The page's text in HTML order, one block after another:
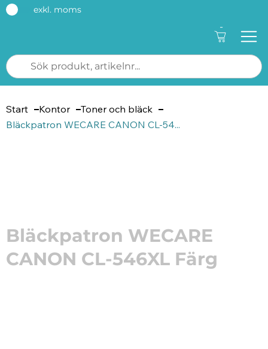
exkl. moms
-
Start Kontor
Toner och bläck
Bläckpatron WECARE CANON CL-54...
Bläckpatron WECARE
CANON CL-546XL Färg